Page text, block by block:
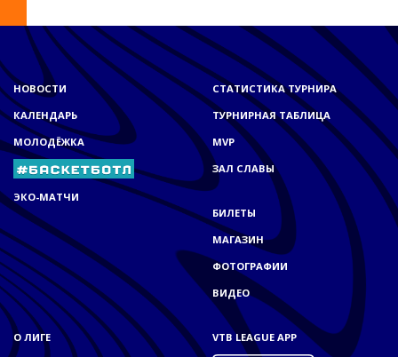
НОВОСТИ
КАЛЕНДАРЬ
МОЛОДЁЖКА
ЭКО-МАТЧИ
СТАТИСТИКА ТУРНИРА
ТУРНИРНАЯ ТАБЛИЦА
MVP
ЗАЛ СЛАВЫ
БИЛЕТЫ
МАГАЗИН
ФОТОГРАФИИ
ВИДЕО
О ЛИГЕ VTB LEAGUE APP